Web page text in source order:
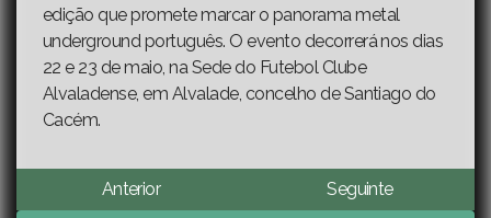
edição que promete marcar o panorama metal
underground português. O evento decorrerá nos dias
22 e 23 de maio, na Sede do Futebol Clube
Alvaladense, em Alvalade, concelho de Santiago do
Cacém.
Anterior Seguinte